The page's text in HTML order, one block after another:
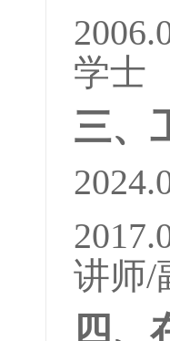
学士
三、
讲师/
四、